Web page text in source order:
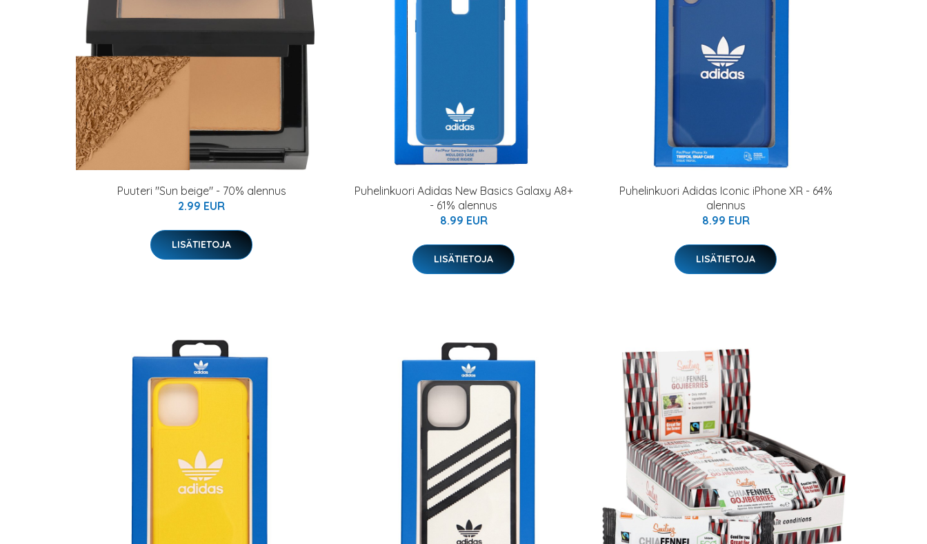
Puuteri "Sun beige" - 70% alennus
2.99 EUR
LISÄTIETOJA
Puhelinkuori Adidas New Basics Galaxy A8+
- 61% alennus
8.99 EUR
LISÄTIETOJA
Puhelinkuori Adidas Iconic iPhone XR - 64%
alennus
8.99 EUR
LISÄTIETOJA